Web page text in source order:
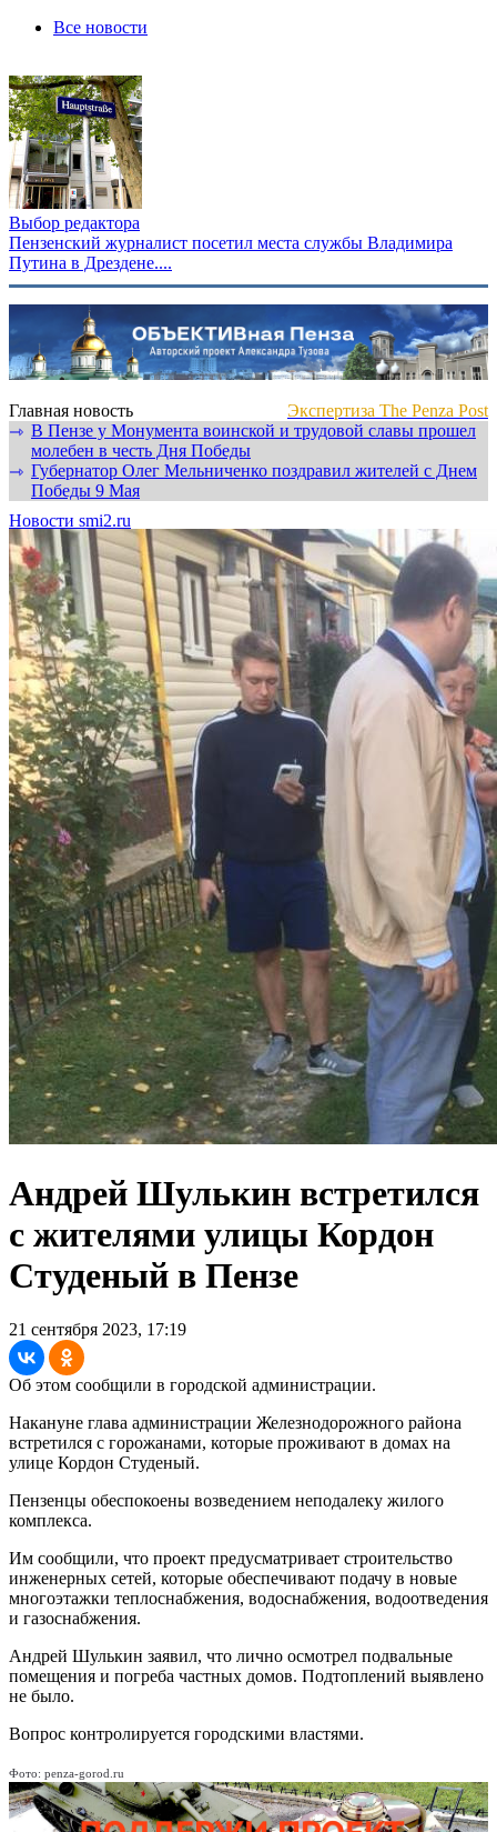
Все новости
Выбор редактора
Пензенский журналист посетил места службы Владимира
Путина в Дрездене....
Главная новость
Экспертиза The Penza Post
⇾ В Пензе у Монумента воинской и трудовой славы прошел
молебен в честь Дня Победы
⇾ Губернатор Олег Мельниченко поздравил жителей с Днем
Победы 9 Мая
Новости smi2.ru
Андрей Шулькин встретился
с жителями улицы Кордон
Студеный в Пензе
21 сентября 2023, 17:19
Об этом сообщили в городской администрации.
Накануне глава администрации Железнодорожного района
встретился с горожанами, которые проживают в домах на
улице Кордон Студеный.
Пензенцы обеспокоены возведением неподалеку жилого
комплекса.
Им сообщили, что проект предусматривает строительство
инженерных сетей, которые обеспечивают подачу в новые
многоэтажки теплоснабжения, водоснабжения, водоотведения
и газоснабжения.
Андрей Шулькин заявил, что лично осмотрел подвальные
помещения и погреба частных домов. Подтоплений выявлено
не было.
Вопрос контролируется городскими властями.
Фото: penza-gorod.ru